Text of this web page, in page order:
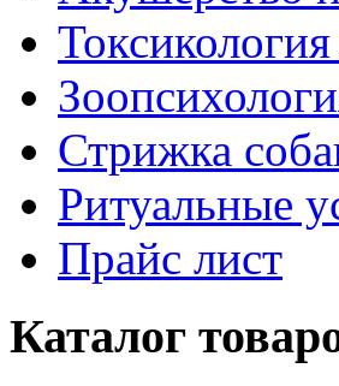
Стрижка
Ритуальные
Прайс лист
Каталог